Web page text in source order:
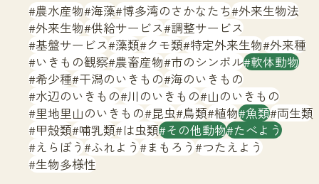
文字サイズ 小 中 大
生物多様性ふくおかウェブセンターとは
サイトマップ
農水産物 海藻 博多湾のさかなたち 外来生物法
外来生物 供給サービス 調整サービス
基盤サービス 藻類 クモ類 特定外来生物 外来種
いきもの観察 農畜産物 市のシンボル 軟体動物
希少種 干潟のいきもの 海のいきもの
水辺のいきもの 川のいきもの 山のいきもの
里地里山のいきもの 昆虫 鳥類 植物 魚類 両生類
甲殻類 哺乳類 は虫類 その他動物 たべよう
えらぼう ふれよう まもろう つたえよう
生物多様性